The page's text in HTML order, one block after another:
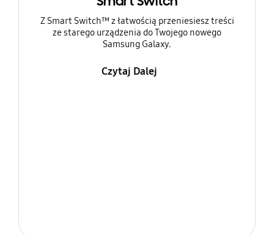
Z Smart Switch™ z łatwością przeniesiesz treści
ze starego urządzenia do Twojego nowego
Samsung Galaxy.
Czytaj Dalej